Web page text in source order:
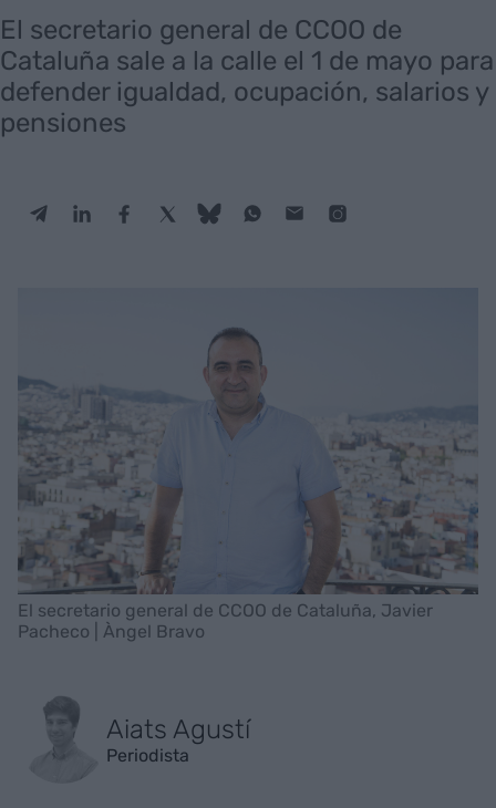
El secretario general de CCOO de
Cataluña sale a la calle el 1 de mayo para
defender igualdad, ocupación, salarios y
pensiones
El secretario general de CCOO de Cataluña, Javier
Pacheco | Àngel Bravo
Aiats Agustí
Periodista